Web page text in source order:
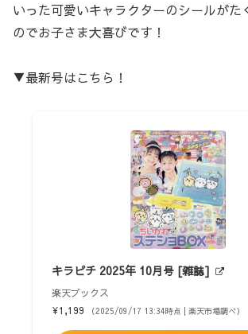
いった可愛いキャラクターのシールがた
のでお子さま大喜びです！
▼最新号はこちら！
キラピチ 2025年 10月号 [雑誌]
楽天ブックス
¥1,199
（2025/09/17 13:34時点 | 楽天市場調べ）